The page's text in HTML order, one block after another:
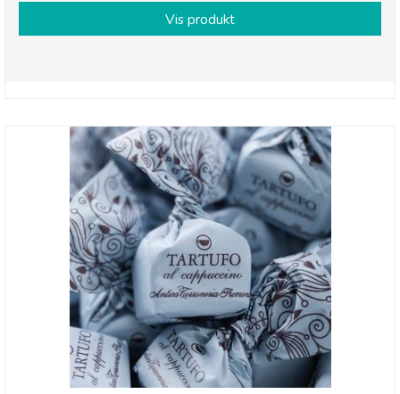
Vis produkt